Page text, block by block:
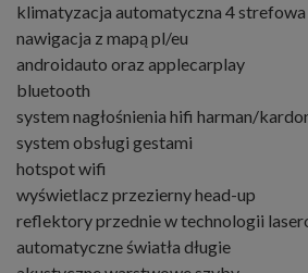
klimatyzacja automatyczna 4 strefowa
nawigacja z mapą pl/eu
androidauto oraz applecarplay
bluetooth
system nagłośnienia hifi harman/
system obsługi gestami
hotspot wifi
wyświetlacz przezierny head-up
reflektory przednie w technologii
automatyczne światła długie